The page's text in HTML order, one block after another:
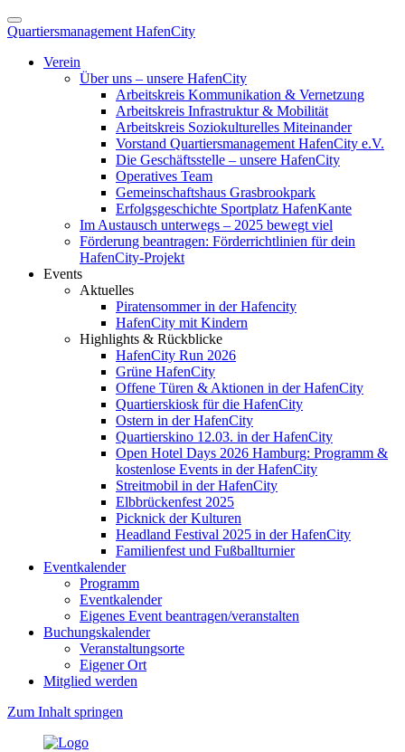
Quartiersmanagement HafenCity
Verein
Über uns – unsere HafenCity
Arbeitskreis Kommunikation & Vernetzung
Arbeitskreis Infrastruktur & Mobilität
Arbeitskreis Soziokulturelles Miteinander
Vorstand Quartiersmanagement HafenCity e.V.
Die Geschäftsstelle – unsere HafenCity
Operatives Team
Gemeinschaftshaus Grasbrookpark
Erfolgsgeschichte Sportplatz HafenKante
Im Austausch unterwegs – 2025 bewegt viel
Förderung beantragen: Förderrichtlinien für dein
HafenCity-Projekt
Events
Aktuelles
Piratensommer in der Hafencity
HafenCity mit Kindern
Highlights & Rückblicke
HafenCity Run 2026
Grüne HafenCity
Offene Türen & Aktionen in der HafenCity
Quartierskiosk für die HafenCity
Ostern in der HafenCity
Quartierskino 12.03. in der HafenCity
Open Hotel Days 2026 Hamburg: Programm &
kostenlose Events in der HafenCity
Streitmobil in der HafenCity
Elbbrückenfest 2025
Picknick der Kulturen
Headland Festival 2025 in der HafenCity
Familienfest und Fußballturnier
Eventkalender
Programm
Eventkalender
Eigenes Event beantragen/veranstalten
Buchungskalender
Veranstaltungsorte
Eigener Ort
Mitglied werden
Zum Inhalt springen